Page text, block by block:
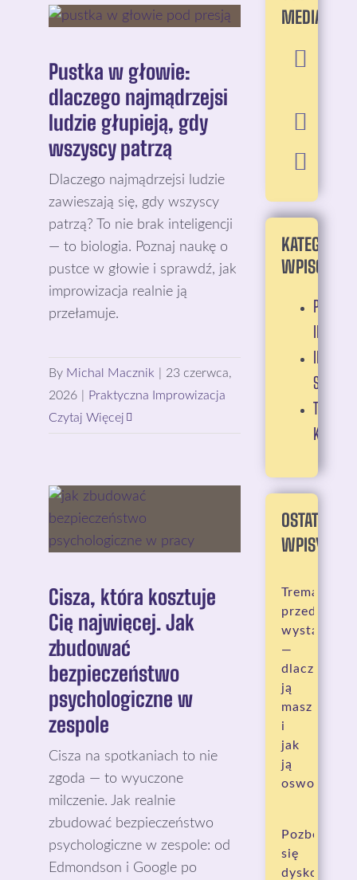
Pustka w głowie:
dlaczego najmądrzejsi
ludzie głupieją, gdy
wszyscy patrzą
Dlaczego najmądrzejsi ludzie
zawieszają się, gdy wszyscy
patrzą? To nie brak inteligencji
— to biologia. Poznaj naukę o
pustce w głowie i sprawdź, jak
improwizacja realnie ją
przełamuje.
By Michal Macznik
23 czerwca,
2026
Praktyczna Improwizacja
Czytaj Więcej
Cisza, która kosztuje
Cię najwięcej. Jak
zbudować
bezpieczeństwo
psychologiczne w
zespole
Cisza na spotkaniach to nie
zgoda — to wyuczone
milczenie. Jak realnie
zbudować bezpieczeństwo
psychologiczne w zespole: od
Edmondson i Google po
MEDIA:
KATEGORIE
WPISÓW:
OSTATNIE
WPISY:
Trema
przed
—
dlaczego
ją
masz
i
jak
ją
oswoić
Pozbędziesz
się